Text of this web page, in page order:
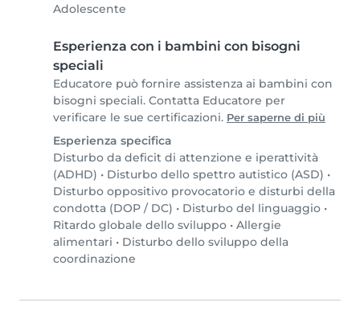
Adolescente
Esperienza con i bambini con bisogni
speciali
Educatore può fornire assistenza ai bambini con
bisogni speciali. Contatta Educatore per
verificare le sue certificazioni. Per saperne di più
Esperienza specifica
Disturbo da deficit di attenzione e iperattività
(ADHD) • Disturbo dello spettro autistico (ASD) •
Disturbo oppositivo provocatorio e disturbi della
condotta (DOP / DC) • Disturbo del linguaggio •
Ritardo globale dello sviluppo • Allergie
alimentari • Disturbo dello sviluppo della
coordinazione